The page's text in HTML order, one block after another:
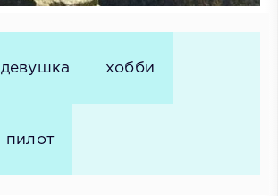
девушка хобби
пилот